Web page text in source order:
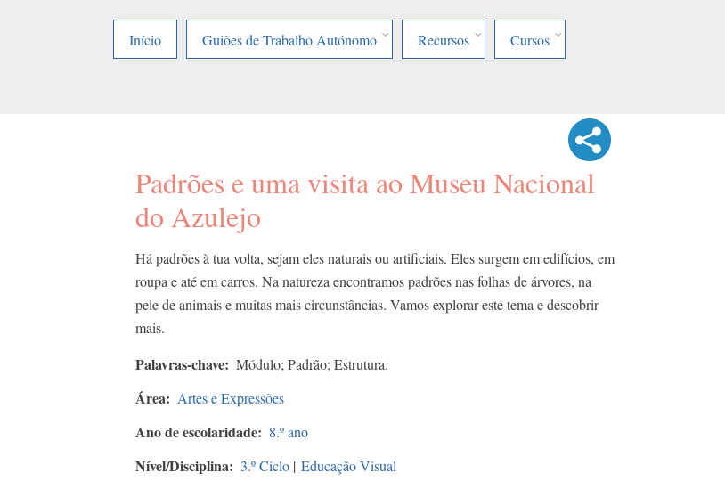
Início
Guiões de Trabalho Autónomo Recursos Cursos
Padrões e uma visita ao Museu Nacional
do Azulejo
Há padrões à tua volta, sejam eles naturais ou artificiais. Eles surgem em edifícios, em
roupa e até em carros. Na natureza encontramos padrões nas folhas de árvores, na
pele de animais e muitas mais circunstâncias. Vamos explorar este tema e descobrir
mais.
Palavras-chave Módulo; Padrão; Estrutura.
Área Artes e Expressões
Ano de escolaridade 8.º ano
Nível/Disciplina 3.º Ciclo | Educação Visual